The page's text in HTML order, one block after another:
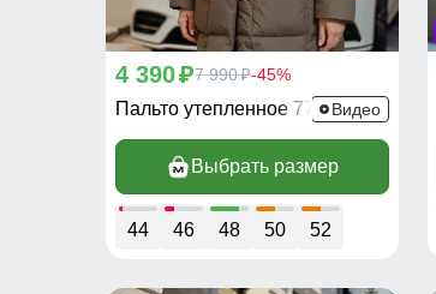
4 390p7 990p-45%
Пальто утепленное 7700KВидео
Выбрать размер
44 46 48 50 52